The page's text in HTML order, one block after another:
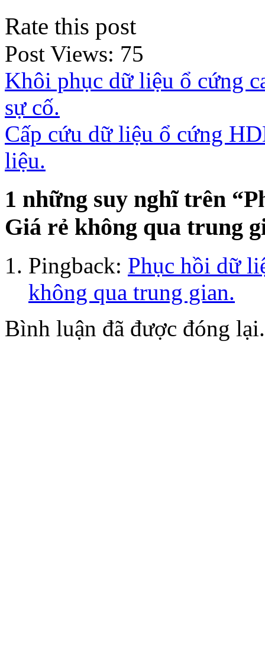
Rate this post
Post Views: 75
Khôi phục dữ liệu ổ cứng
sự cố.
Cấp cứu dữ liệu ổ cứng
liệu.
1 những suy nghĩ trên “
Giá rẻ không qua trung
Pingback: Phục hồi dữ
không qua trung gian.
Bình luận đã được đóng lại.